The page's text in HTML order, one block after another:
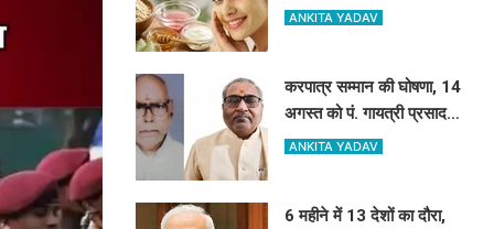
के साथ मिलाएं ये 5 चीजें, त्वचा
ANKITA YADAV
करपात्र सम्मान की घोषणा, 14
अगस्त को पं. गायत्री प्रसाद
पाण्डेय और डॉ. श्रीप्रकाश
ANKITA YADAV
6 महीने में 13 देशों का दौरा,